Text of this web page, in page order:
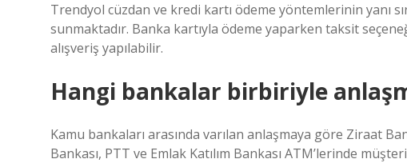
Trendyol cüzdan ve kredi kartı ödeme yöntemlerinin yanı
sunmaktadır. Banka kartıyla ödeme yaparken taksit
alışveriş yapılabilir.
Hangi bankalar birbiriyle
Kamu bankaları arasında varılan anlaşmaya göre Ziraat
Bankası, PTT ve Emlak Katılım Bankası ATM’lerinde